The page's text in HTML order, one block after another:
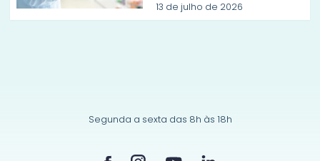
13 de julho de 2026
Segunda a sexta das 8h às 18h